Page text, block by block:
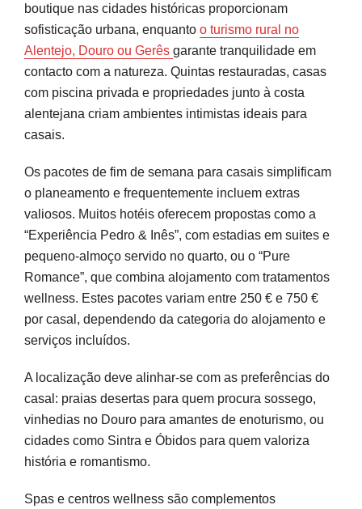
boutique nas cidades históricas proporcionam
sofisticação urbana, enquanto o turismo rural no
Alentejo, Douro ou Gerês garante tranquilidade em
contacto com a natureza. Quintas restauradas, casas
com piscina privada e propriedades junto à costa
alentejana criam ambientes intimistas ideais para
casais.
Os pacotes de fim de semana para casais simplificam
o planeamento e frequentemente incluem extras
valiosos. Muitos hotéis oferecem propostas como a
“Experiência Pedro & Inês”, com estadias em suites e
pequeno-almoço servido no quarto, ou o “Pure
Romance”, que combina alojamento com tratamentos
wellness. Estes pacotes variam entre 250 € e 750 €
por casal, dependendo da categoria do alojamento e
serviços incluídos.
A localização deve alinhar-se com as preferências do
casal: praias desertas para quem procura sossego,
vinhedias no Douro para amantes de enoturismo, ou
cidades como Sintra e Óbidos para quem valoriza
história e romantismo.
Spas e centros wellness são complementos